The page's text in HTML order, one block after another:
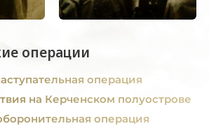
операции
операция
на Керченском полуострове
операция